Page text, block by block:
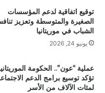
توقيع اتفاقية لدعم المؤسسات
الصغيرة والمتوسطة وتعزيز
الشباب في موريتانيا
يونيو 24, 2026
عملية “عون”.. الحكومة
تؤكد توسيع برامج الدعم
لمئات الآلاف من الأسر